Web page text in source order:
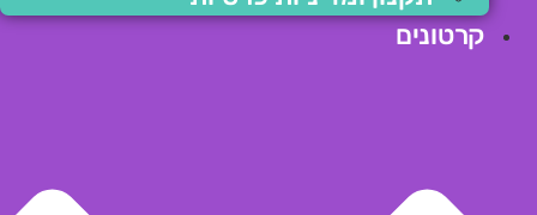
קרטונים